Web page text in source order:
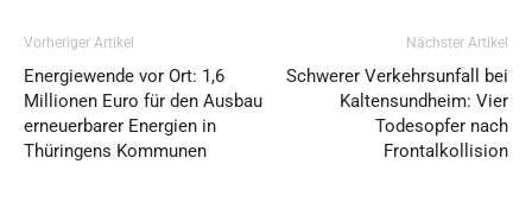
Vorheriger Artikel
Energiewende vor Ort: 1,6
Millionen Euro für den Ausbau
erneuerbarer Energien in
Thüringens Kommunen
Nächster Artikel
Schwerer Verkehrsunfall bei
Kaltensundheim: Vier
Todesopfer nach
Frontalkollision